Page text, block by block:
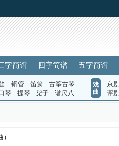
字简谱 四字简谱 五字简谱
铜管 笛箫
古筝古琴
琴 提琴 架子 谱尺八
戏
曲
京剧
评剧